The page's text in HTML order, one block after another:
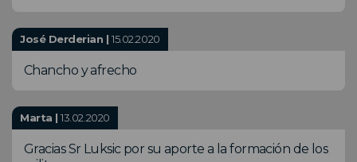
José Derderian |15.02.2020
Chancho y afrecho
Marta |13.02.2020
Gracias Sr Luksic por su aporte a la formación de los